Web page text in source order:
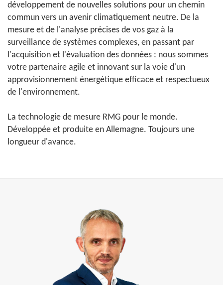
développement de nouvelles solutions pour un chemin
commun vers un avenir climatiquement neutre. De la
mesure et de l'analyse précises de vos gaz à la
surveillance de systèmes complexes, en passant par
l'acquisition et l'évaluation des données : nous sommes
votre partenaire agile et innovant sur la voie d'un
approvisionnement énergétique efficace et respectueux
de l'environnement.
La technologie de mesure RMG pour le monde.
Développée et produite en Allemagne. Toujours une
longueur d'avance.